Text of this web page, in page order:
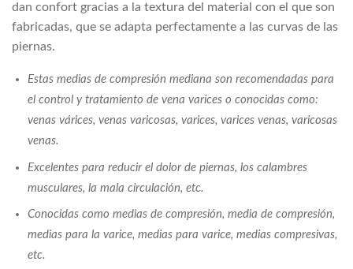
dan confort gracias a la textura del material con el que son
fabricadas, que se adapta perfectamente a las curvas de las
piernas.
Estas medias de compresión mediana son recomendadas para
el control y tratamiento de vena varices o conocidas como:
venas várices, venas varicosas, varices, varices venas, varicosas
venas.
Excelentes para reducir el dolor de piernas, los calambres
musculares, la mala circulación, etc.
Conocidas como medias de compresión, media de compresión,
medias para la varice, medias para varice, medias compresivas,
etc.